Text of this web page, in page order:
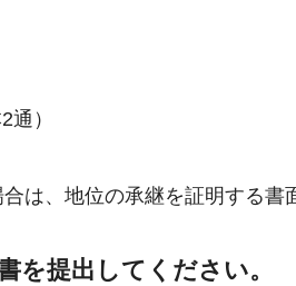
）
は、地位の承継を証明する書
を提出してください。